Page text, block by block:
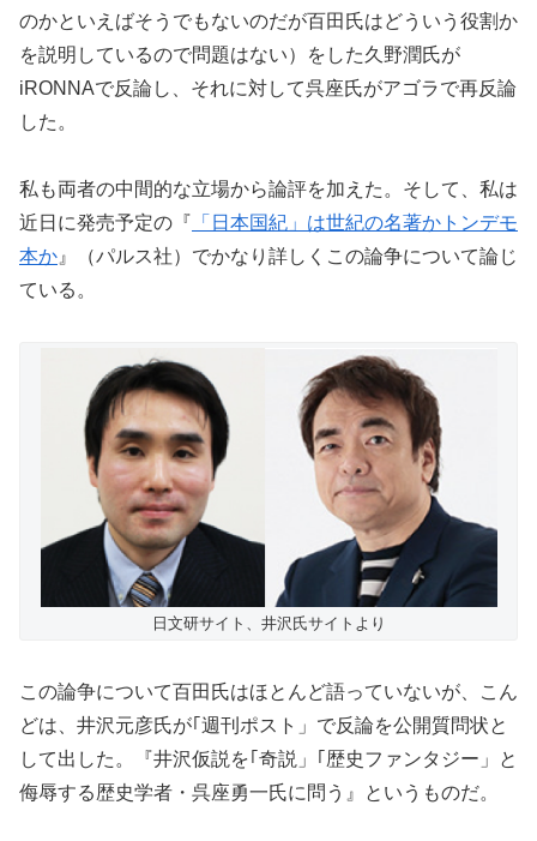
のかといえばそうでもないのだが百田氏はどういう役割か
を説明しているので問題はない）をした久野潤氏が
iRONNAで反論し、それに対して呉座氏がアゴラで再反論
した。
私も両者の中間的な立場から論評を加えた。そして、私は
近日に発売予定の『
「日本国紀」は世紀の名著かトンデモ
本か』（パルス社）でかなり詳しくこの論争について論じ
ている。
日文研サイト、井沢氏サイトより
この論争について百田氏はほとんど語っていないが、こん
どは、井沢元彦氏が｢週刊ポスト」で反論を公開質問状と
して出した。『井沢仮説を｢奇説」｢歴史ファンタジー」と
侮辱する歴史学者・呉座勇一氏に問う』というものだ。